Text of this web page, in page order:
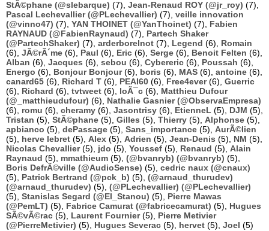
StÃ©phane (@slebarque) (7), Jean-Renaud ROY (@jr_roy) (7),
Pascal Lechevallier (@PLechevallier) (7), veille innovation
(@vinno47) (7), YAN THOINET (@YanThoinet) (7), Fabien
RAYNAUD (@FabienRaynaud) (7), Partech Shaker
(@PartechShaker) (7), arderborelnot (7), Legend (6), Romain
(6), JÃ©rÃ´me (6), Paul (6), Eric (6), Serge (6), Benoit Felten (6),
Alban (6), Jacques (6), sebou (6), Cybereric (6), Poussah (6),
Energo (6), Bonjour Bonjour(6), boris (6), MAS (6), antoine (6),
canard65 (6), Richard T (6), PEAI60 (6), Free4ever(6), Guerric
(6), Richard (6), tvtweet (6), loÃ¯c (6), Matthieu Dufour
(@_matthieudufour) (6), Nathalie Gasnier (@ObservaEmpresa)
(6), romu (6), cheramy (6), Jasontrisy (6), EtienneL (5), DJM (5),
Tristan (5), StÃ©phane (5), Gilles (5), Thierry (5), Alphonse (5),
apbianco (5), dePassage (5), Sans_importance (5), AurÃ©lien
(5), herve lebret (5), Alex (5), Adrien (5), Jean-Denis (5), NM (5),
Nicolas Chevallier(5), jdo (5), Youssef (5), Renaud (5), Alain
Raynaud (5), mmathieum (5), (@bvanryb) (@bvanryb) (5),
Boris DefrÃ©ville (@AudioSense) (5), cedric naux (@cnaux)
(5), Patrick Bertrand (@pck_b) (5), (@arnaud_thurudev)
(@arnaud_thurudev) (5), (@PLechevallier) (@PLechevallier)
(5), Stanislas Segard (@El_Stanou) (5), Pierre Mawas
(@PemLT) (5), Fabrice Camurat (@fabricecamurat) (5), Hugues
SÃ©vÃ©rac (5), Laurent Fournier(5), Pierre Metivier
(@PierreMetivier) (5), Hugues Severac (5), hervet (5), Joel (5)